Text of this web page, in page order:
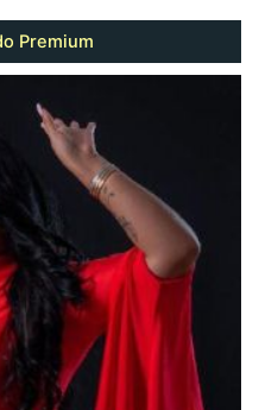
Premium